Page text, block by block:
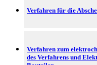
Verfahren für die
Verfahren zum
des Verfahrens und